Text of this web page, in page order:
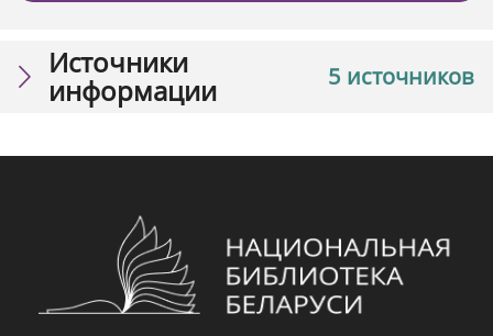
5 источников
Источники
информации